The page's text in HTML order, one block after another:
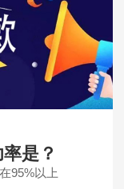
是？
95%以上